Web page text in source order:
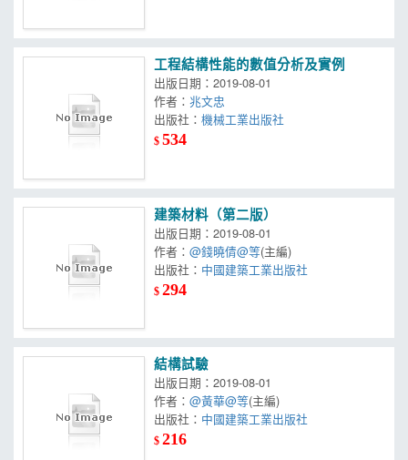
工程結構性能的數值分析及實例
出版日期：2019-08-01
作者：兆文忠
出版社：機械工業出版社
$534
建築材料（第二版）
出版日期：2019-08-01
作者：@錢曉倩@等(主編)
出版社： 中國建築工業出版社
$294
結構試驗
出版日期：2019-08-01
作者：@黃華@等(主編)
出版社： 中國建築工業出版社
$216